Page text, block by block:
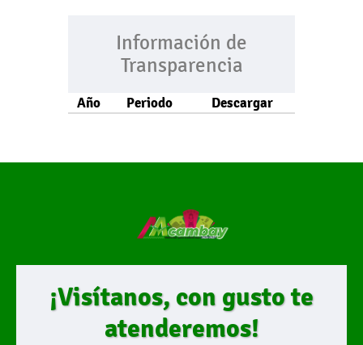
Información de
Transparencia
Año Periodo Descargar
¡Visítanos, con gusto te
atenderemos!